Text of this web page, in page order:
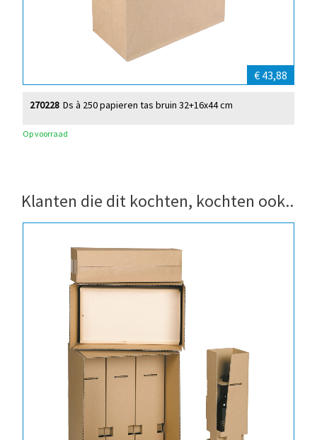
€ 43,88
Ds à 250 papieren tas bruin 32+16x44 cm
270228
Op voorraad
Klanten die dit kochten, kochten ook..